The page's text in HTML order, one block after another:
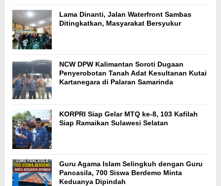
Lama Dinanti, Jalan Waterfront Sambas
Ditingkatkan, Masyarakat Bersyukur
NCW DPW Kalimantan Soroti Dugaan
Penyerobotan Tanah Adat Kesultanan Kutai
Kartanegara di Palaran Samarinda
KORPRI Siap Gelar MTQ ke-8, 103 Kafilah
Siap Ramaikan Sulawesi Selatan
Guru Agama Islam Selingkuh dengan Guru
Pancasila, 700 Siswa Berdemo Minta
Keduanya Dipindah